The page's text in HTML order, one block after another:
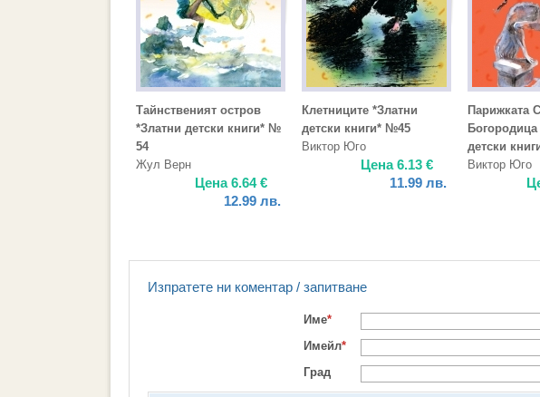
Тайнственият остров
*Златни детски книги* №
54
Жул Верн
Цена6.64€
12.99 лв.
Клетниците *Златни
детски книги* №45
Виктор Юго
Цена6.13 €
11.99 лв.
Парижката
Богородица
детски
Виктор Юго
Изпратете ни коментар / запитване
Име*
Имейл*
Град